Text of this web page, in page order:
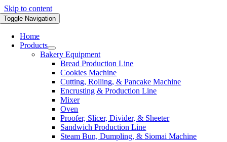
Skip to content
Toggle Navigation
Home
Products
Bakery Equipment
Bread Production Line
Cookies Machine
Cutting, Rolling, & Pancake Machine
Encrusting & Production Line
Mixer
Oven
Proofer, Slicer, Divider, & Sheeter
Sandwich Production Line
Steam Bun, Dumpling, & Siomai Machine